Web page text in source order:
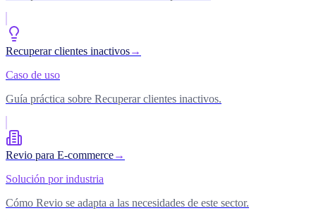
Recuperar clientes inactivos→
Caso de uso
Guía práctica sobre Recuperar clientes inactivos.
Revio para E-commerce→
Solución por industria
Cómo Revio se adapta a las necesidades de este sector.